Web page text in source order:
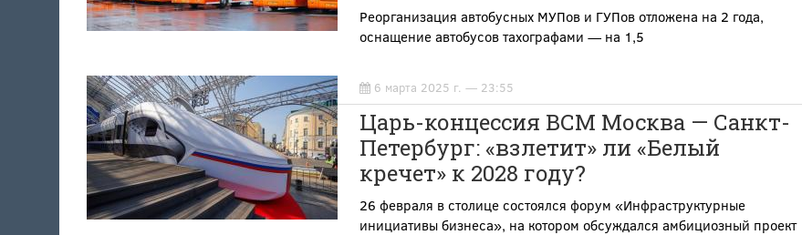
Реорганизация автобусных МУПов и ГУПов отложена на 2 года,
оснащение автобусов тахографами — на 1,5
6 марта 2025 г. — 23:55
Царь-концессия ВСМ Москва — Санкт-
Петербург: «взлетит» ли «Белый
кречет» к 2028 году?
26 февраля в столице состоялся форум «Инфраструктурные
инициативы бизнеса», на котором обсуждался амбициозный проект